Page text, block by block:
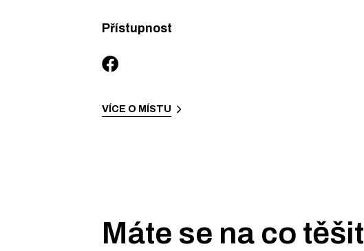
Přístupnost
VÍCE O MÍSTU
Máte se na co těšit